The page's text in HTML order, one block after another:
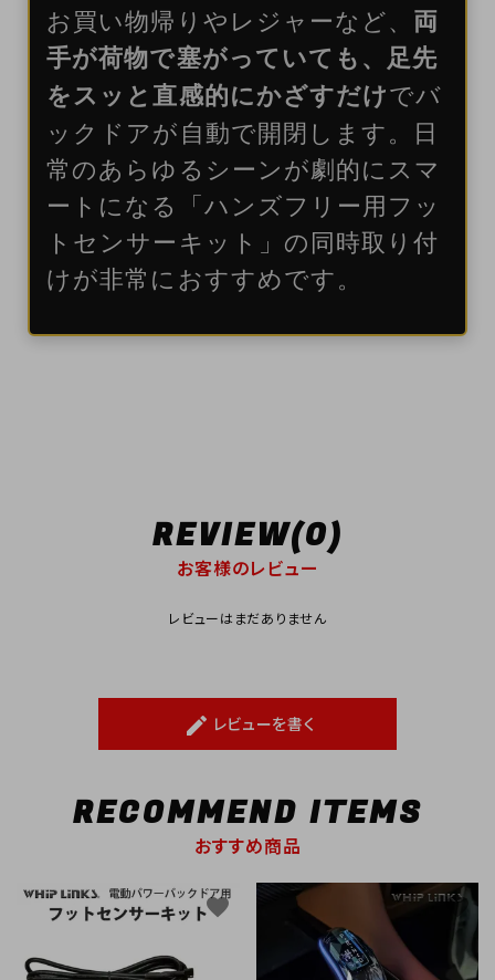
お買い物帰りやレジャーなど、 両
手が荷物で塞がっていても、足先
をスッと直感的にかざすだけでバ
ックドアが自動で開閉します。日
常のあらゆるシーンが劇的にスマ
ートになる「ハンズフリー用フッ
トセンサーキット」の同時取り付
けが非常におすすめです。
REVIEW(0)
お客様のレビュー
レビューはまだありません
create レビューを書く
RECOMMEND ITEMS
おすすめ商品
favorite favorite